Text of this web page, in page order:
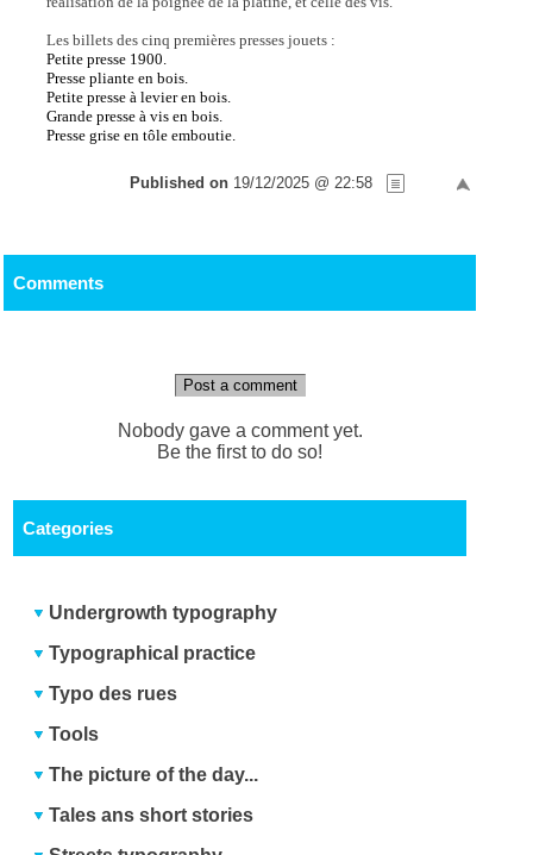
Les billets des cinq premières presses jouets :
Petite presse 1900.
Presse pliante en bois.
Petite presse à levier en bois.
Grande presse à vis en bois.
Presse grise en tôle emboutie.
Published on 19/12/2025 @ 22:58
Comments
Post a comment
Nobody gave a comment yet.
Be the first to do so!
Categories
Undergrowth typography
Typographical practice
Typo des rues
Tools
The picture of the day...
Tales ans short stories